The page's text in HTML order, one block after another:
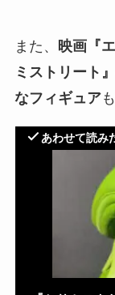
また、
映画『
ミストリート
なフィギュア
あわせて読み